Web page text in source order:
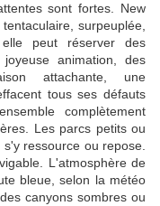
sont fortes. New
surpeuplée,
peut réserver des
animation, des
attachante, une
tous ses défauts
complètement
Les parcs petits ou
ressource ou repose.
L'atmosphère de
bleue, selon la météo
canyons sombres ou